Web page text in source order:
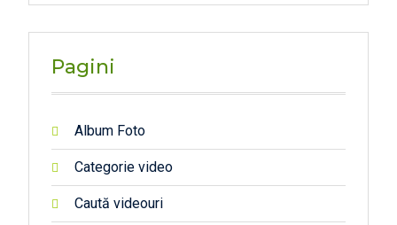
i-
Huta
Pagini
Album Foto
Categorie video
Caută videouri